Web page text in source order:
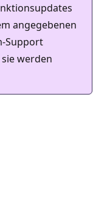
angegebenen
Support
werden